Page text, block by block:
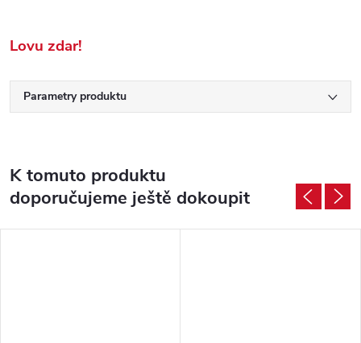
Lovu zdar!
Parametry produktu
K tomuto produktu
doporučujeme ještě dokoupit